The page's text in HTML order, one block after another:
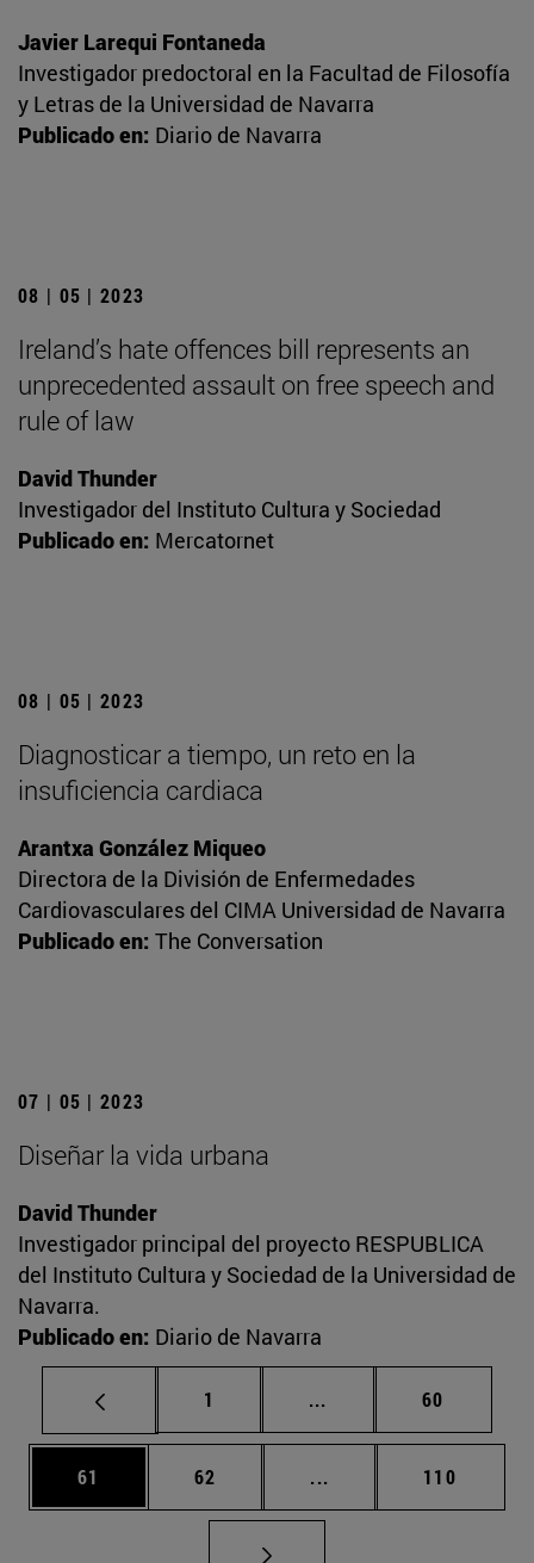
Javier Larequi Fontaneda
Investigador predoctoral en la Facultad de Filosofía
y Letras de la Universidad de Navarra
Publicado en: Diario de Navarra
08 | 05 | 2023
Ireland’s hate offences bill represents an
unprecedented assault on free speech and
rule of law
David Thunder
Investigador del Instituto Cultura y Sociedad
Publicado en: Mercatornet
08 | 05 | 2023
Diagnosticar a tiempo, un reto en la
insuficiencia cardiaca
Arantxa González Miqueo
Directora de la División de Enfermedades
Cardiovasculares del CIMA Universidad de Navarra
Publicado en: The Conversation
07 | 05 | 2023
Diseñar la vida urbana
David Thunder
Investigador principal del proyecto RESPUBLICA
del Instituto Cultura y Sociedad de la Universidad de
Navarra.
Publicado en: Diario de Navarra
Página
1 ... Páginas intermedias
Página
60
Página
61 Página
62 ... Páginas intermedias
Página
110